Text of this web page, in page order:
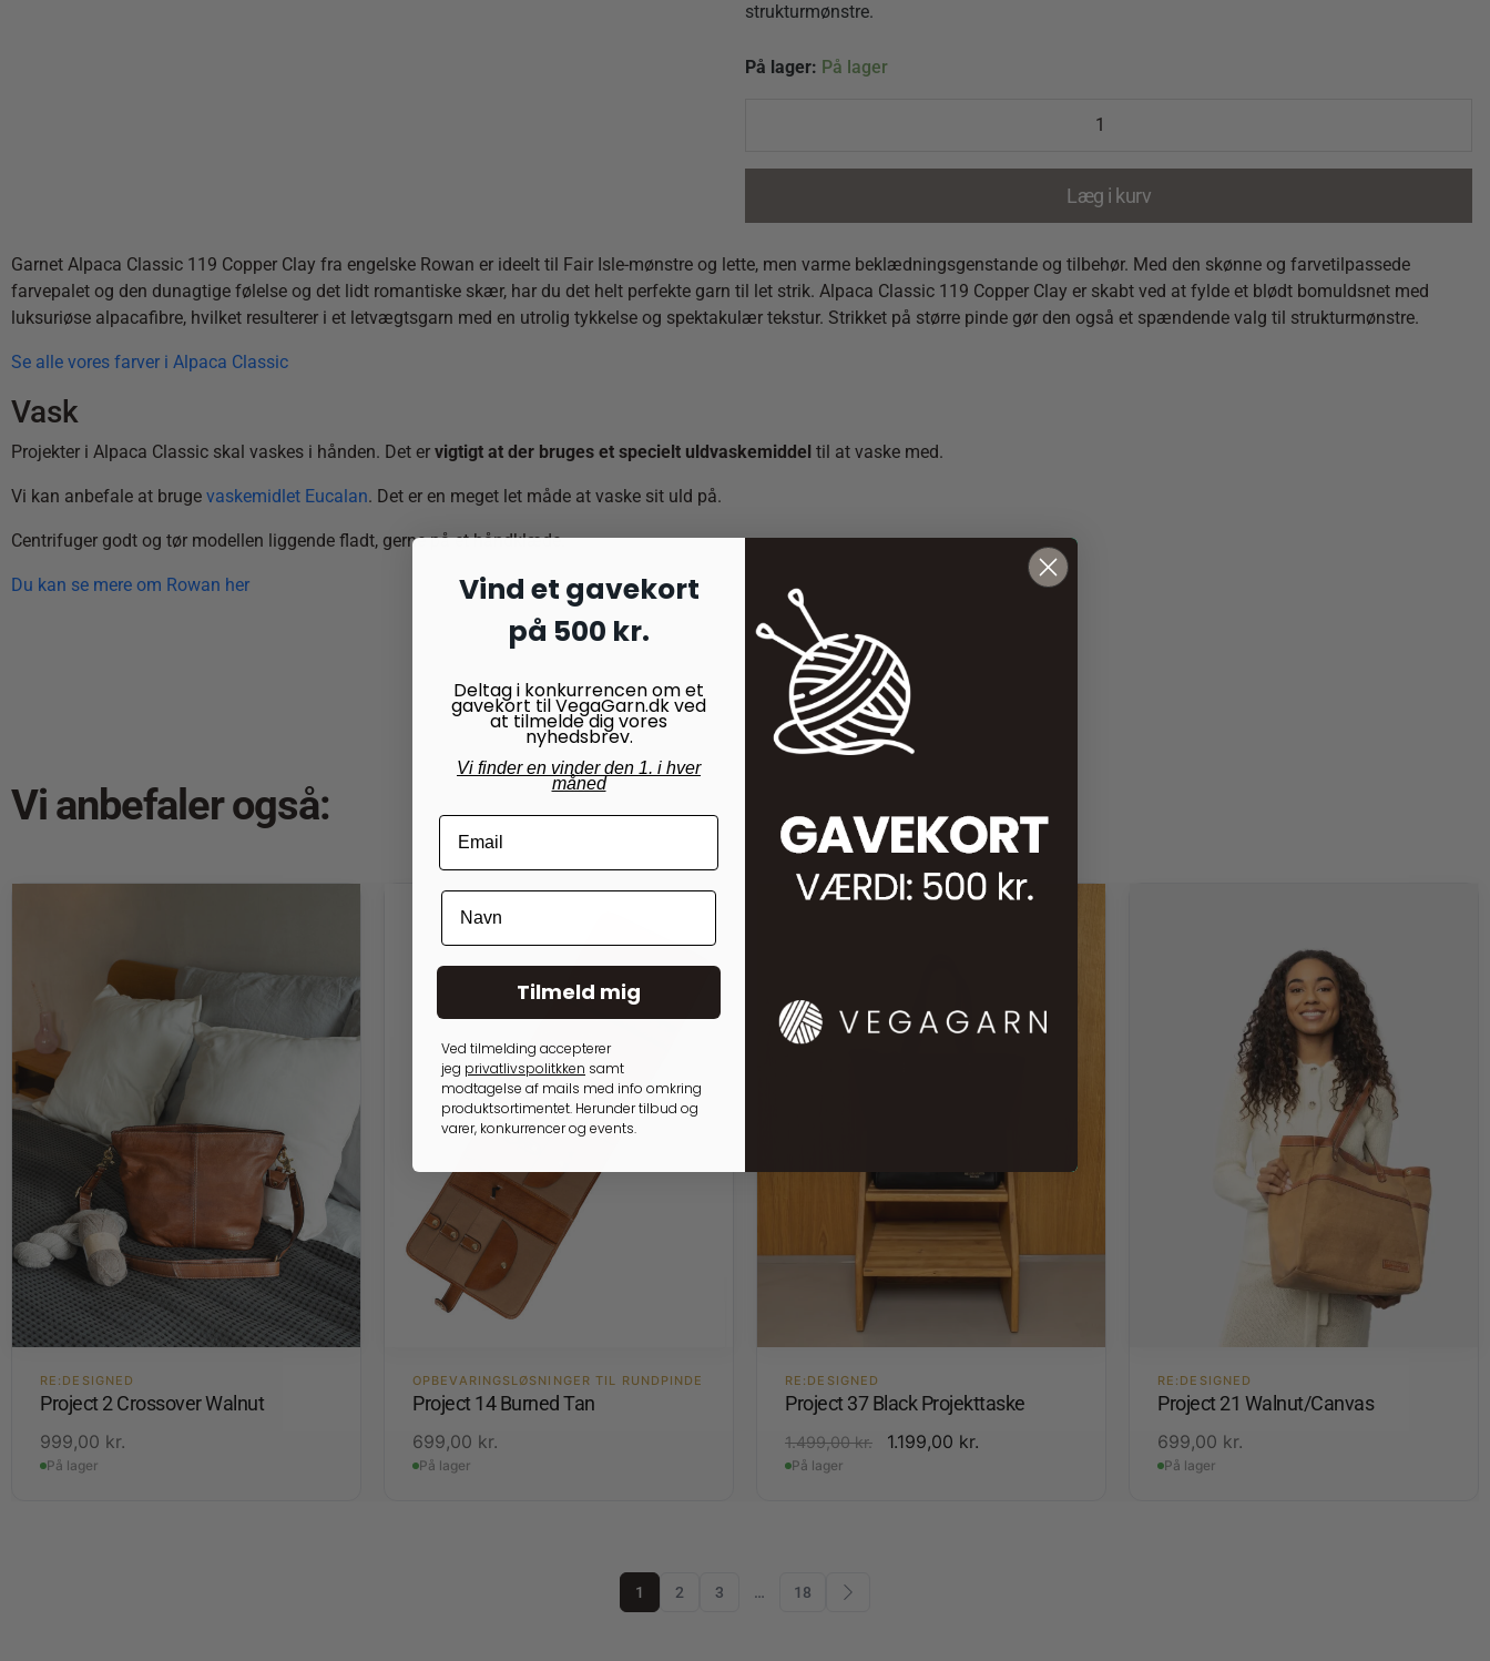
strukturmønstre.
På lager: På lager
Alpaca
Clay
Læg i kurv
Garnet Alpaca Classic 119 Copper Clay fra engelske Rowan er ideelt til Fair Isle-mønstre og lette, men varme beklædningsgenstande og tilbehør. Med den skønne og farvetilpassede
farvepalet og den dunagtige følelse og det lidt romantiske skær, har du det helt perfekte garn til let strik. Alpaca Classic 119 Copper Clay er skabt ved at fylde et blødt bomuldsnet med
luksuriøse alpacafibre, hvilket resulterer i et letvægtsgarn med en utrolig tykkelse og spektakulær tekstur. Strikket på større pinde gør den også et spændende valg til strukturmønstre.
Se alle vores farver i Alpaca Classic
Vask
Projekter i Alpaca Classic skal vaskes i hånden. Det er vigtigt at der bruges et specielt uldvaskemiddel til at vaske med.
Vi kan anbefale at bruge vaskemidlet Eucalan. Det er en meget let måde at vaske sit uld på.
Centrifuger godt og tør modellen liggende fladt, gerne på et håndklæde.
Du kan se mere om Rowan her
Vi anbefaler også:
RE:DESIGNED
Project 2 Crossover Walnut
999,00 kr.
På lager
OPBEVARINGSLØSNINGER TIL RUNDPINDE
Project 14 Burned Tan
699,00 kr.
På lager
RE:DESIGNED
Project 37 Black Projekttaske
1.499,00kr. 1.199,00 kr.
På lager
RE:DESIGNED
Project 21 Walnut/Canvas
699,00 kr.
På lager
1 2 3 … 18
Vind et gavekort
på 500 kr.
Deltag i konkurrencen om et
gavekort til VegaGarn.dk ved
at tilmelde dig vores
nyhedsbrev.
Vi finder en vinder den 1. i hver
måned
Tilmeld mig
Ved tilmelding accepterer
jeg privatlivspolitkken samt
modtagelse af mails med info omkring
produktsortimentet. Herunder tilbud og
varer, konkurrencer og events.